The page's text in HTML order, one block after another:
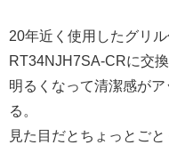
20年近く使用したグリ
RT34NJH7SA-CRに交換
明るくなって清潔感が
る。
見た目だとちょっとご